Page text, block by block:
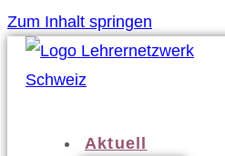
Zum Inhalt springen
Aktuell